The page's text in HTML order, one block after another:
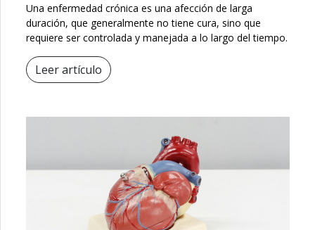
Una enfermedad crónica es una afección de larga
duración, que generalmente no tiene cura, sino que
requiere ser controlada y manejada a lo largo del tiempo.
Leer artículo